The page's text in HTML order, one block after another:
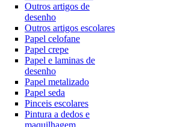
Outros artigos de
desenho
Outros artigos escolares
Papel celofane
Papel crepe
Papel e laminas de
desenho
Papel metalizado
Papel seda
Pinceis escolares
Pintura a dedos e
maquilhagem